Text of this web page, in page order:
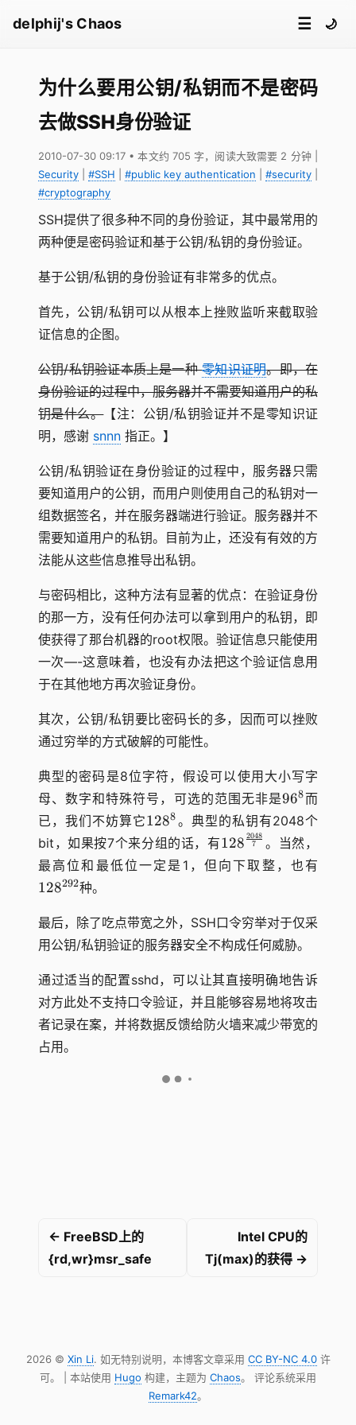
delphij's Chaos ☰ 🌙
为什么要用公钥/私钥而不是密码
去做SSH身份验证
2010-07-30 09:17 • 本文约 705 字，阅读大致需要 2 分钟
Security
#SSH #public key authentication #security
#cryptography
SSH提供了很多种不同的身份验证，其中最常用的
两种便是密码验证和基于公钥/私钥的身份验证。
基于公钥/私钥的身份验证有非常多的优点。
首先，公钥/私钥可以从根本上挫败监听来截取验
证信息的企图。
公钥/私钥验证本质上是一种零知识证明。即，在
身份验证的过程中，服务器并不需要知道用户的私
钥是什么。【注：公钥/私钥验证并不是零知识证
明，感谢 snnn 指正。】
公钥/私钥验证在身份验证的过程中，服务器只需
要知道用户的公钥，而用户则使用自己的私钥对一
组数据签名，并在服务器端进行验证。服务器并不
需要知道用户的私钥。目前为止，还没有有效的方
法能从这些信息推导出私钥。
与密码相比，这种方法有显著的优点：在验证身份
的那一方，没有任何办法可以拿到用户的私钥，即
使获得了那台机器的root权限。验证信息只能使用
一次—-这意味着，也没有办法把这个验证信息用
于在其他地方再次验证身份。
其次，公钥/私钥要比密码长的多，因而可以挫败
通过穷举的方式破解的可能性。
典型的密码是8位字符，假设可以使用大小写字
母、数字和特殊符号，可选的范围无非是96^8
968而
已，我们不妨算它128^8
1288。典型的私钥有2048个
bit，如果按7个来分组的话，有128^{2048
\over 7}
128 7
2048 。当然，
最高位和最低位一定是1，但向下取整，也有
128^{292}
128292种。
最后，除了吃点带宽之外，SSH口令穷举对于仅采
用公钥/私钥验证的服务器安全不构成任何威胁。
通过适当的配置sshd，可以让其直接明确地告诉
对方此处不支持口令验证，并且能够容易地将攻击
者记录在案，并将数据反馈给防火墙来减少带宽的
占用。
← FreeBSD上的
{rd,wr}msr_safe
Intel CPU的
Tj(max)的获得 →
2026 © Xin Li. 如无特别说明，本博客文章采用 CC BY-NC 4.0许
可。 | 本站使用 Hugo 构建，主题为 Chaos。 评论系统采用
Remark42。